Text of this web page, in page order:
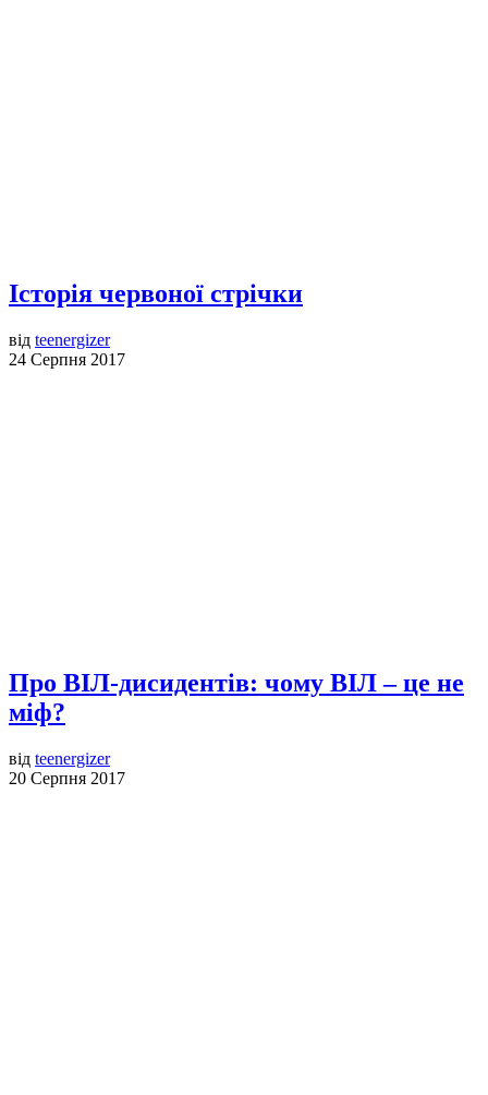
Історія червоної стрічки
від teenergizer
24 Серпня 2017
Про ВІЛ-дисидентів: чому ВІЛ ‒ це не
міф?
від teenergizer
20 Серпня 2017